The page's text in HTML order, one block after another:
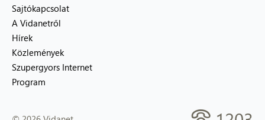
Sajtókapcsolat
A Vidanetről
Hírek
Közlemények
Szupergyors Internet
Program